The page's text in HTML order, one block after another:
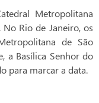
Metropolitana
No Rio de Janeiro, os
de São
a Basílica Senhor do
para marcar a data.